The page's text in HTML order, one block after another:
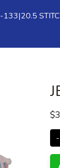
133|20.5
$
-